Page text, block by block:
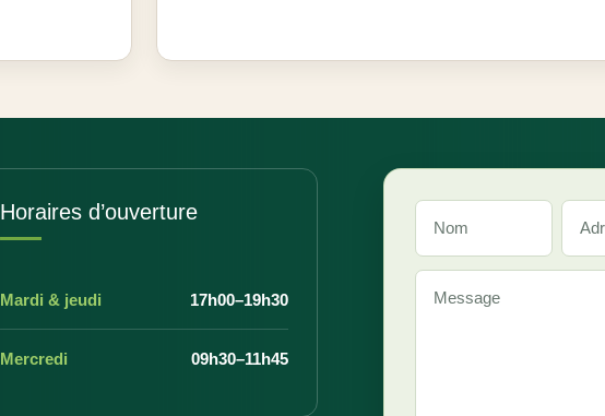
Horaires d’ouverture
Mardi & jeudi 17h00–19h30
Mercredi 09h30–11h45